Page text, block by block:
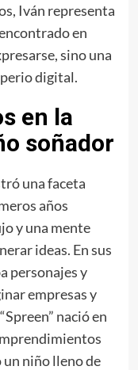
Iván representa
en
sino una
digital.
en la
soñador
una faceta
años
y una mente
ideas. En sus
personajes y
empresas y
nació en
niño lleno de